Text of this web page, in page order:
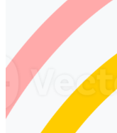
Vecteurs
Vidéos
Motion
Images